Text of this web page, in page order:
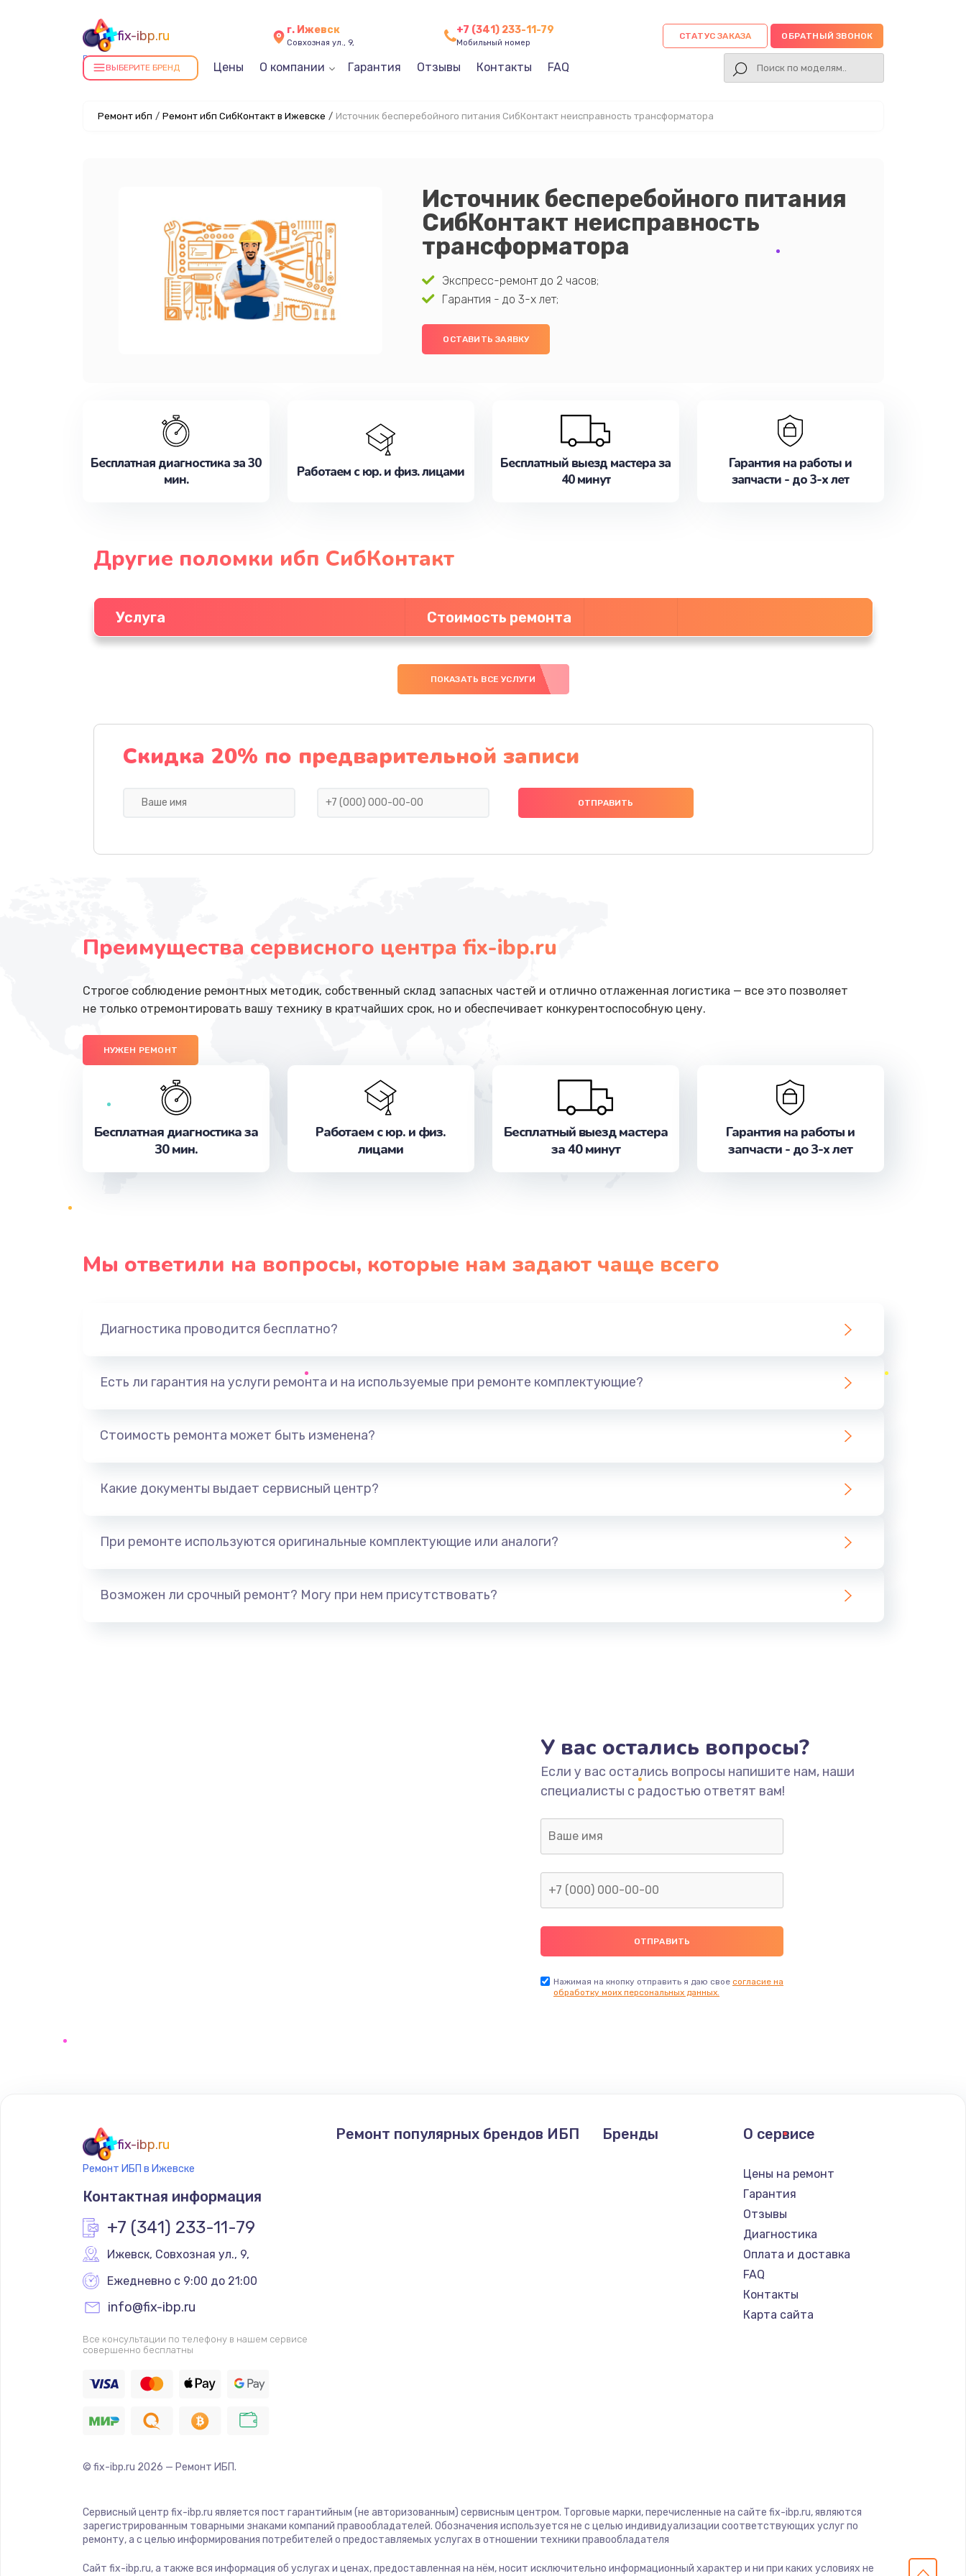
fix-ibp.ru
Ремонт ИБП в Ижевске
г. Ижевск
Совхозная ул., 9,
+7 (341) 233-11-79
Мобильный номер
СТАТУС ЗАКАЗА ОБРАТНЫЙ ЗВОНОК
ВЫБЕРИТЕ БРЕНД Цены О компании Гарантия Отзывы Контакты FAQ
Ремонт ибп / Ремонт ибп СибКонтакт в Ижевске / Источник бесперебойного питания СибКонтакт неисправность трансформатора
Источник бесперебойного питания
СибКонтакт неисправность
трансформатора
Экспресс-ремонт до 2 часов;
Гарантия - до 3-х лет;
ОСТАВИТЬ ЗАЯВКУ
Бесплатная диагностика за 30
мин.
Работаем с юр. и физ. лицами
Бесплатный выезд мастера за
40 минут
Гарантия на работы и
запчасти - до 3-х лет
Другие поломки ибп СибКонтакт
Услуга Стоимость ремонта
ПОКАЗАТЬ ВСЕ УСЛУГИ
Скидка 20% по предварительной записи
Преимущества сервисного центра fix-ibp.ru
Строгое соблюдение ремонтных методик, собственный склад запасных частей и отлично отлаженная логистика — все это позволяет
не только отремонтировать вашу технику в кратчайших срок, но и обеспечивает конкурентоспособную цену.
НУЖЕН РЕМОНТ
Бесплатная диагностика за
30 мин.
Работаем с юр. и физ.
лицами
Бесплатный выезд мастера
за 40 минут
Гарантия на работы и
запчасти - до 3-х лет
Мы ответили на вопросы, которые нам задают чаще всего
Диагностика проводится бесплатно?
Есть ли гарантия на услуги ремонта и на используемые при ремонте комплектующие?
Стоимость ремонта может быть изменена?
Какие документы выдает сервисный центр?
При ремонте используются оригинальные комплектующие или аналоги?
Возможен ли срочный ремонт? Могу при нем присутствовать?
У вас остались вопросы?
Если у вас остались вопросы напишите нам, наши
специалисты с радостью ответят вам!
Нажимая на кнопку отправить я даю свое согласие на
обработку моих персональных данных.
fix-ibp.ru
Ремонт ИБП в Ижевске
Контактная информация
+7 (341) 233-11-79
Ижевск, Совхозная ул., 9,
Ежедневно с 9:00 до 21:00
info@fix-ibp.ru
Все консультации по телефону в нашем сервисе
совершенно бесплатны
Ремонт популярных брендов ИБП Бренды О сервисе
Цены на ремонт
Гарантия
Отзывы
Диагностика
Оплата и доставка
FAQ
Контакты
Карта сайта
© fix-ibp.ru 2026 — Ремонт ИБП.
Сервисный центр fix-ibp.ru является пост гарантийным (не авторизованным) сервисным центром. Торговые марки, перечисленные на сайте fix-ibp.ru, являются
зарегистрированным товарными знаками компаний правообладателей. Обозначения используется не с целью индивидуализации соответствующих услуг по
ремонту, а с целью информирования потребителей о предоставляемых услугах в отношении техники правообладателя
Сайт fix-ibp.ru, а также вся информация об услугах и ценах, предоставленная на нём, носит исключительно информационный характер и ни при каких условиях не